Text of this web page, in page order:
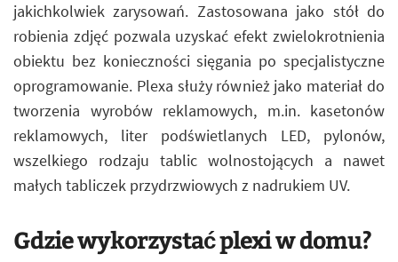
jakichkolwiek zarysowań. Zastosowana jako stół do
robienia zdjęć pozwala uzyskać efekt zwielokrotnienia
obiektu bez konieczności sięgania po specjalistyczne
oprogramowanie. Plexa służy również jako materiał do
tworzenia wyrobów reklamowych, m.in. kasetonów
reklamowych, liter podświetlanych LED, pylonów,
wszelkiego rodzaju tablic wolnostojących a nawet
małych tabliczek przydrzwiowych z nadrukiem UV.
Gdzie wykorzystać plexi w domu?